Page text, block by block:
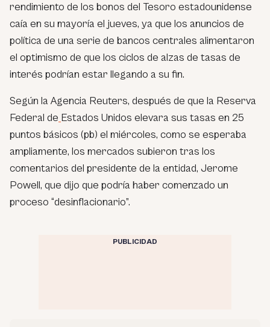
rendimiento de los bonos del Tesoro estadounidense
caía en su mayoría el jueves, ya que los anuncios de
política de una serie de bancos centrales alimentaron
el optimismo de que los ciclos de alzas de tasas de
interés podrían estar llegando a su fin.
Según la Agencia Reuters, después de que la Reserva
Federal de Estados Unidos elevara sus tasas en 25
puntos básicos (pb) el miércoles, como se esperaba
ampliamente, los mercados subieron tras los
comentarios del presidente de la entidad, Jerome
Powell, que dijo que podría haber comenzado un
proceso “desinflacionario”.
PUBLICIDAD